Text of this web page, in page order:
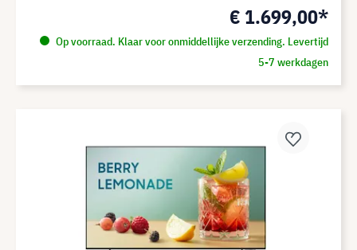
€ 1.699,00*
Op voorraad. Klaar voor onmiddellijke verzending. Levertijd
5-7 werkdagen